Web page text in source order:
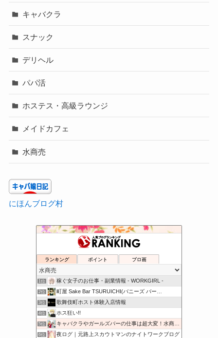
キャバクラ
スナック
デリヘル
パパ活
ホステス・高級ラウンジ
メイドカフェ
水商売
にほんブログ村
ランキング ポイント ブロ画
1位 稼ぐ女子のお仕事・副業情報 - WORKGIRL -
2位 町屋 Sake Bar TSURUICHI(バニーズ バー…
3位 歌舞伎町ホスト体験入店情報
4位 ホス狂い!!
5位 キャバクラやガールズバーの仕事は超大変！水商売の本音のブログ
6位 夜ログ｜元路上スカウトマンのナイトワークブログ